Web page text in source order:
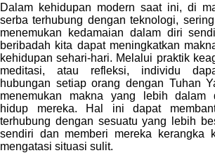
Dalam kehidupan modern saat ini, di
serba terhubung dengan teknologi,
menemukan kedamaian dalam diri
beribadah kita dapat meningkatkan
kehidupan sehari-hari. Melalui praktik
meditasi, atau refleksi, individu
hubungan setiap orang dengan Tuhan
menemukan makna yang lebih dalam
hidup mereka. Hal ini dapat
terhubung dengan sesuatu yang lebih
sendiri dan memberi mereka kerangka
mengatasi situasi sulit.